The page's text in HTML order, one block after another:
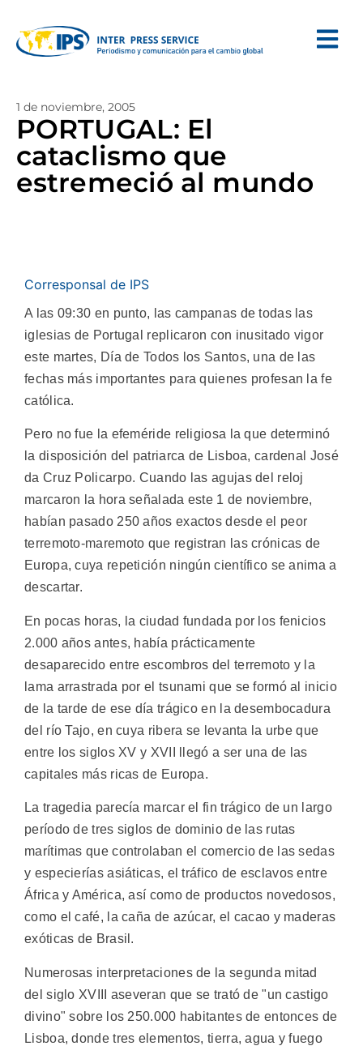
1 de noviembre, 2005
PORTUGAL: El
cataclismo que
estremeció al mundo
Corresponsal de IPS
A las 09:30 en punto, las campanas de todas las
iglesias de Portugal replicaron con inusitado vigor
este martes, Día de Todos los Santos, una de las
fechas más importantes para quienes profesan la fe
católica.
Pero no fue la efeméride religiosa la que determinó
la disposición del patriarca de Lisboa, cardenal José
da Cruz Policarpo. Cuando las agujas del reloj
marcaron la hora señalada este 1 de noviembre,
habían pasado 250 años exactos desde el peor
terremoto-maremoto que registran las crónicas de
Europa, cuya repetición ningún científico se anima a
descartar.
En pocas horas, la ciudad fundada por los fenicios
2.000 años antes, había prácticamente
desaparecido entre escombros del terremoto y la
lama arrastrada por el tsunami que se formó al inicio
de la tarde de ese día trágico en la desembocadura
del río Tajo, en cuya ribera se levanta la urbe que
entre los siglos XV y XVII llegó a ser una de las
capitales más ricas de Europa.
La tragedia parecía marcar el fin trágico de un largo
período de tres siglos de dominio de las rutas
marítimas que controlaban el comercio de las sedas
y especierías asiáticas, el tráfico de esclavos entre
África y América, así como de productos novedosos,
como el café, la caña de azúcar, el cacao y maderas
exóticas de Brasil.
Numerosas interpretaciones de la segunda mitad
del siglo XVIII aseveran que se trató de "un castigo
divino" sobre los 250.000 habitantes de entonces de
Lisboa, donde tres elementos, tierra, agua y fuego